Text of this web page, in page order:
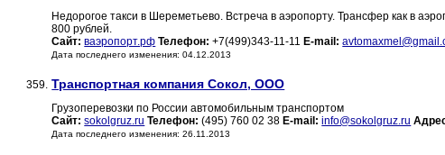
Недорогое такси в Шереметьево. Встреча в аэропорту. Трансфер как в
800 рублей.
Сайт: ваэропорт.рф Телефон: +7(499)343-11-11 E-mail:
Дата последнего изменения: 04.12.2013
359. Транспортная компания Сокол, ООО
Грузоперевозки по России автомобильным транспортом
Сайт: sokolgruz.ru Телефон: (495) 760 02 38 E-mail: info@sokolgruz.ru
Дата последнего изменения: 26.11.2013